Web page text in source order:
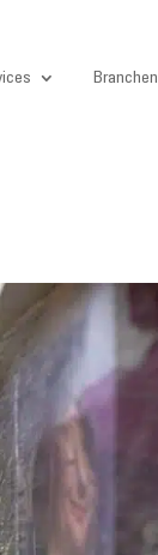
Branchen